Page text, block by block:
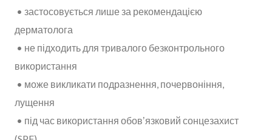
• застосовується лише за рекомендацією
дерматолога
• не підходить для тривалого безконтрольного
використання
• може викликати подразнення, почервоніння,
лущення
• під час використання обовʼязковий сонцезахист